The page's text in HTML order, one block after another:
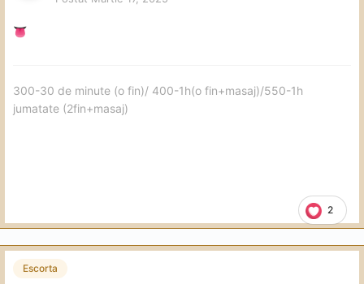
👅
2
300-30 de minute (o fin)/ 400-1h(o fin+masaj)/550-1h
jumatate (2fin+masaj)
Escorta